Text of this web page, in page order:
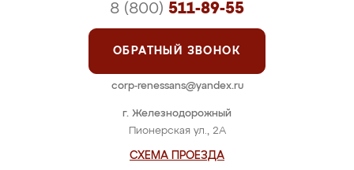
г. Железнодорожный
Пионерская ул., 2А
СХЕМА ПРОЕЗДА
8 (800) 511-89-55
ОБРАТНЫЙ ЗВОНОК
corp-renessans@yandex.ru